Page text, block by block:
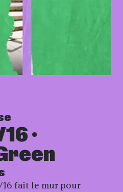
·
fait le mur pour